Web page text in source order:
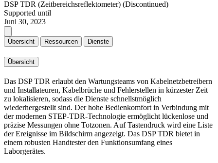
DSP TDR (Zeitbereichsreflektometer) (Discontinued)
Supported until
Juni 30, 2023
Übersicht Ressourcen Dienste
Übersicht
Das DSP TDR erlaubt den Wartungsteams von Kabelnetzbetreibern
und Installateuren, Kabelbrüche und Fehlerstellen in kürzester Zeit
zu lokalisieren, sodass die Dienste schnellstmöglich
wiederhergestellt sind. Der hohe Bedienkomfort in Verbindung mit
der modernen STEP-TDR-Technologie ermöglicht lückenlose und
präzise Messungen ohne Totzonen. Auf Tastendruck wird eine Liste
der Ereignisse im Bildschirm angezeigt. Das DSP TDR bietet in
einem robusten Handtester den Funktionsumfang eines
Laborgerätes.